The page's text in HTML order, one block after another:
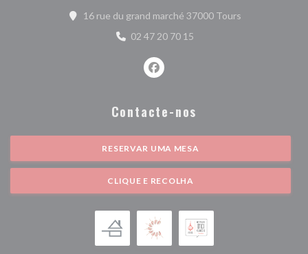
16 rue du grand marché 37000 Tours((abre numa
02 47 20 70 15
Facebook ((abre numa nova
Contacte-nos
RESERVAR UMA MESA
CLIQUE E RECOLHA